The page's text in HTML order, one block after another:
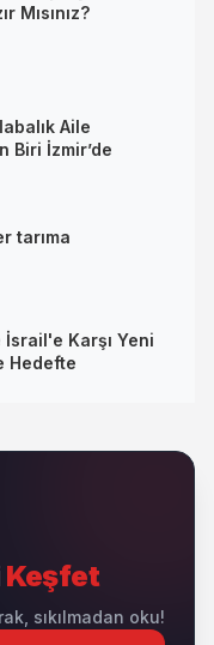
Mısınız?
Aile
Biri İzmir’de
tarıma
Karşı Yeni
Hedefte
Keşfet
sıkılmadan oku!